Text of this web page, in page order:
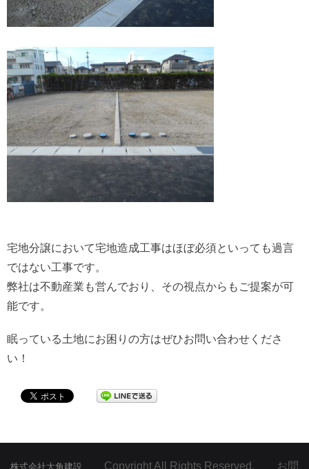
宅地分譲において宅地造成工事はほぼ必須といっても過言
ではない工事です。
弊社は不動産業も営んでおり、その視点からもご提案が可
能です。
眠っている土地にお困りの方はぜひお問い合わせくださ
い！
株式会社大角建設 Copyright All Rights Reserved. お問